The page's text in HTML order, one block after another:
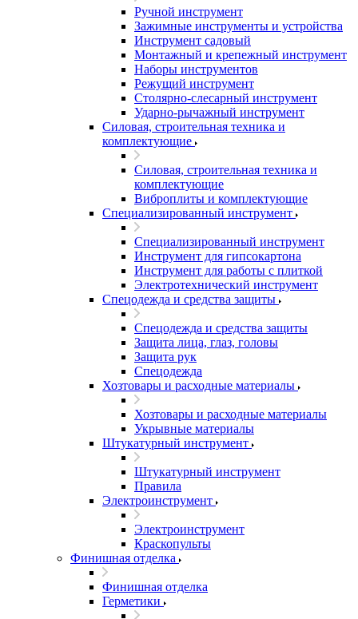
Ручной инструмент
Зажимные инструменты и устройства
Инструмент садовый
Монтажный и крепежный инструмент
Наборы инструментов
Режущий инструмент
Столярно-слесарный инструмент
Ударно-рычажный инструмент
Силовая, строительная техника и
комплектующие
Силовая, строительная техника и
комплектующие
Виброплиты и комплектующие
Специализированный инструмент
Специализированный инструмент
Инструмент для гипсокартона
Инструмент для работы с плиткой
Электротехнический инструмент
Спецодежда и средства защиты
Спецодежда и средства защиты
Защита лица, глаз, головы
Защита рук
Спецодежда
Хозтовары и расходные материалы
Хозтовары и расходные материалы
Укрывные материалы
Штукатурный инструмент
Штукатурный инструмент
Правила
Электроинструмент
Электроинструмент
Краскопульты
Финишная отделка
Финишная отделка
Герметики